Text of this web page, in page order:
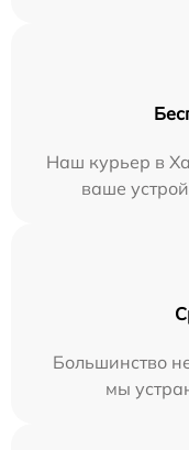
Наш курьер в
ваше
Большинство
мы